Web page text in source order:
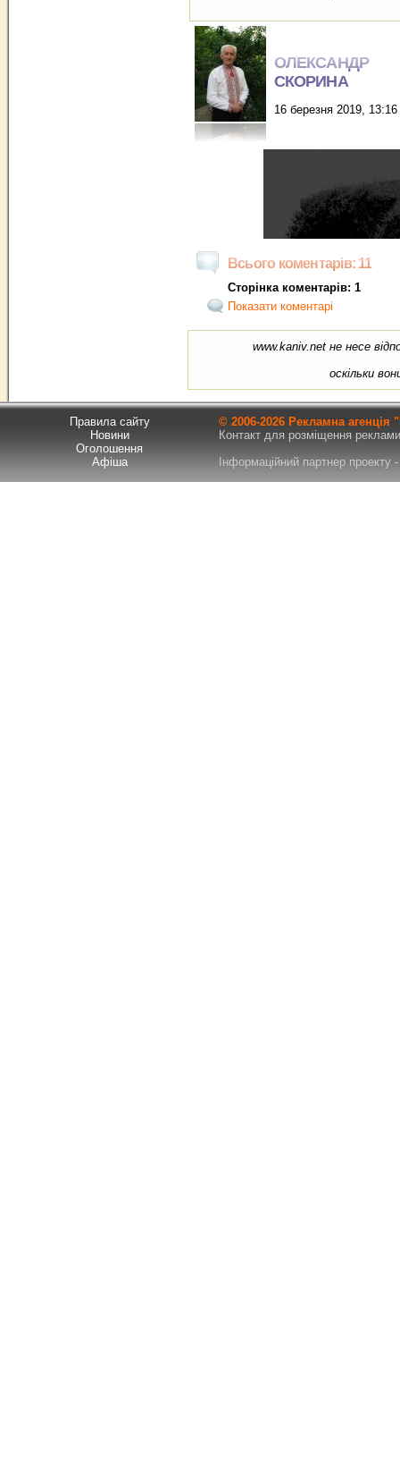
ОЛЕКСАНДР
СКОРИНА
16 березня 2019, 13:16
Всього коментарів: 11
Сторінка коментарів: 1
Показати коментарі
www.kaniv.net не несе
оскільки
Правила сайту
Новини
Оголошення
Афіша
© 2006-2026 Рекламна
Контакт для розміщення
Інформаційний партнер проекту